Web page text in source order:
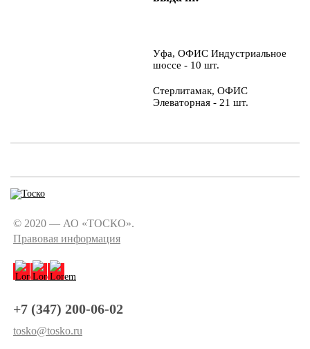
Уфа, ОФИС Индустриальное
шоссе - 10 шт.
Стерлитамак, ОФИС
Элеваторная - 21 шт.
© 2020 — АО «ТОСКО».
Правовая информация
+7 (347) 200-06-02
tosko@tosko.ru